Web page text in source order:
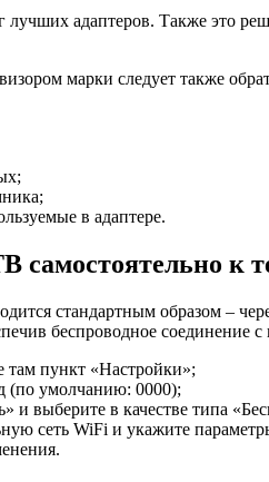
адаптеров. Также это
марки следует также
в адаптере.
к
стандартным образом –
беспроводное соединение
пункт «Настройки»;
(по умолчанию: 0000);
и выберите в качестве типа
сеть WiFi и укажите